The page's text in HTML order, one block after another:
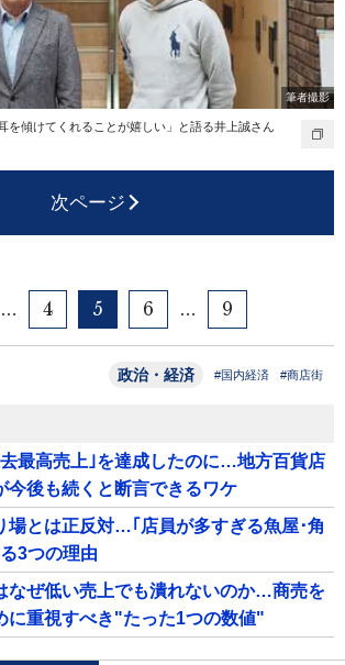
筆者撮影
を傾けてくれることが嬉しい」と語る井上誠さん
次ページ
… 4 5 6 … 9
政治・経済 #国内経済 #商店街
最高売上｣を達成したのに…地方百貨店
今後も続くと断言できるワケ
場とは正反対…｢店員が多すぎる魚屋･角
3つの理由
なぜ低い売上でも潰れないのか…商売を
に重視すべき"たった1つの数値"